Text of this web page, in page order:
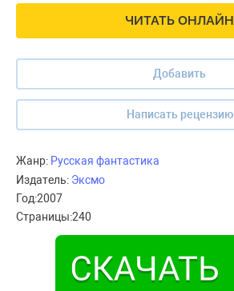
ЧИТАТЬ ОНЛАЙН
Добавить
Написать рецензию
Жанр: Русская фантастика
Издатель: Эксмо
Год:2007
Страницы:240